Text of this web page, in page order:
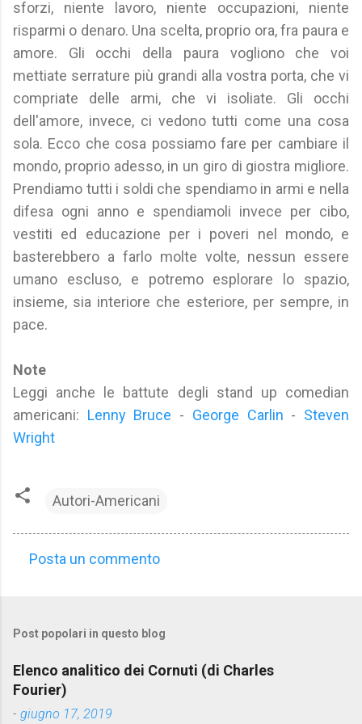
sforzi, niente lavoro, niente occupazioni, niente
risparmi o denaro. Una scelta, proprio ora, fra paura e
amore. Gli occhi della paura vogliono che voi
mettiate serrature più grandi alla vostra porta, che vi
compriate delle armi, che vi isoliate. Gli occhi
dell'amore, invece, ci vedono tutti come una cosa
sola. Ecco che cosa possiamo fare per cambiare il
mondo, proprio adesso, in un giro di giostra migliore.
Prendiamo tutti i soldi che spendiamo in armi e nella
difesa ogni anno e spendiamoli invece per cibo,
vestiti ed educazione per i poveri nel mondo, e
basterebbero a farlo molte volte, nessun essere
umano escluso, e potremo esplorare lo spazio,
insieme, sia interiore che esteriore, per sempre, in
pace.
Note
Leggi anche le battute degli stand up comedian
americani: Lenny Bruce - George Carlin - Steven
Wright
Autori-Americani
m
e
n
t
Posta un commento
Post popolari in questo blog
Elenco analitico dei Cornuti (di Charles
Fourier)
- giugno 17, 2019